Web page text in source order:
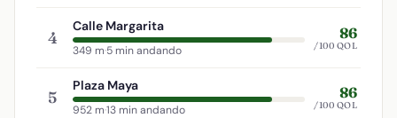
4
Calle Margarita
349 m·5 min andando
86
/100 QOL
5
Plaza Maya
952 m·13 min andando
86
/100 QOL